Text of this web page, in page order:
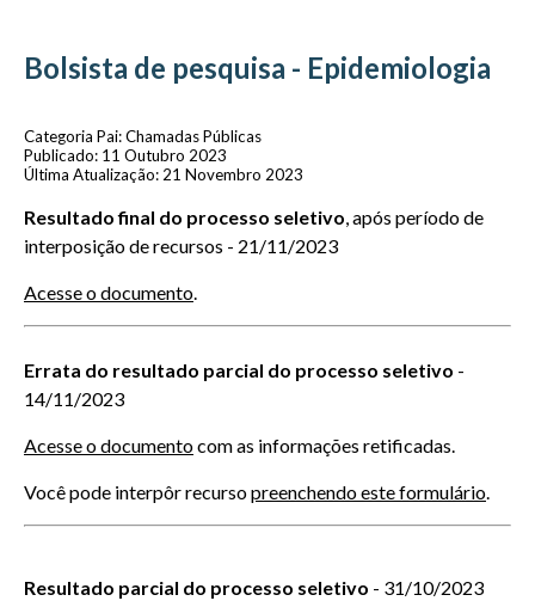
Bolsista de pesquisa - Epidemiologia
Categoria Pai:Chamadas Públicas
Publicado: 11 Outubro 2023
Última Atualização: 21 Novembro 2023
Resultado final do processo seletivo, após período de
interposição de recursos - 21/11/2023
Acesse o documento.
Errata do resultado parcial do processo seletivo -
14/11/2023
Acesse o documentocom as informações retificadas.
Você pode interpôr recursopreenchendo este formulário.
Resultado parcial do processo seletivo - 31/10/2023